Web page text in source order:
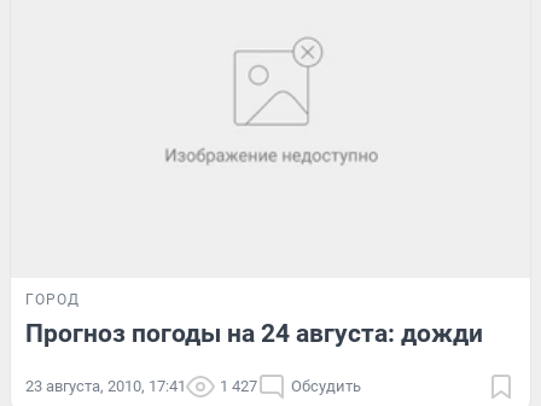
ГОРОД
Прогноз погоды на 24 августа: дожди
23 августа, 2010, 17:41 1 427 Обсудить